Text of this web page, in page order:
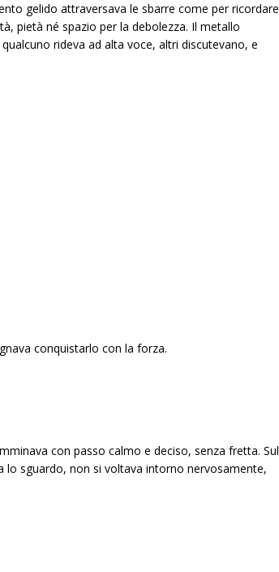
gelido attraversava le sbarre come per ricordare
pietà né spazio per la debolezza. Il metallo
rideva ad alta voce, altri discutevano, e
conquistarlo con la forza.
con passo calmo e deciso, senza fretta. Sul
sguardo, non si voltava intorno nervosamente,